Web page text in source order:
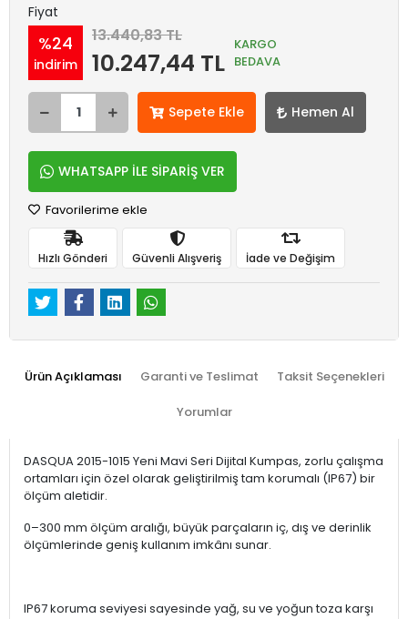
Fiyat
%24
indirim
13.440,83 TL
10.247,44 TL
KARGO
BEDAVA
Sepete Ekle Hemen Al
WHATSAPP İLE SİPARİŞ VER
Favorilerime ekle
Hızlı Gönderi Güvenli Alışveriş İade ve Değişim
Ürün Açıklaması Garanti ve Teslimat Taksit Seçenekleri
Yorumlar
DASQUA 2015-1015 Yeni Mavi Seri Dijital Kumpas, zorlu çalışma
ortamları için özel olarak geliştirilmiş tam korumalı (IP67) bir
ölçüm aletidir.
0–300 mm ölçüm aralığı, büyük parçaların iç, dış ve derinlik
ölçümlerinde geniş kullanım imkânı sunar.
IP67 koruma seviyesi sayesinde yağ, su ve yoğun toza karşı